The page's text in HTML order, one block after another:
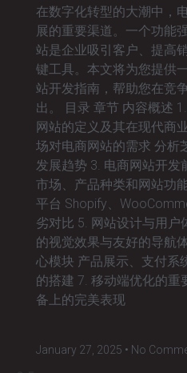
在数字化转型的大潮中，
展的重要渠道。一个功能
站是企业吸引客户、提高
键工具。本文将为您提供
站开发指南，帮助您在竞
出。 目录 章节 内容概述
网站的定义及其在现代商
场对电商网站的需求 分析
发展趋势 3. 电商网站开发
市场、产品种类和网站功
平台 Shopify、
劣对比 5. 网站设计与用户
的视觉效果与友好的导航
心模块 产品展示、支付系
的搭建 7. 移动端优化的重
备上的完美表现
January 27, 2025 No